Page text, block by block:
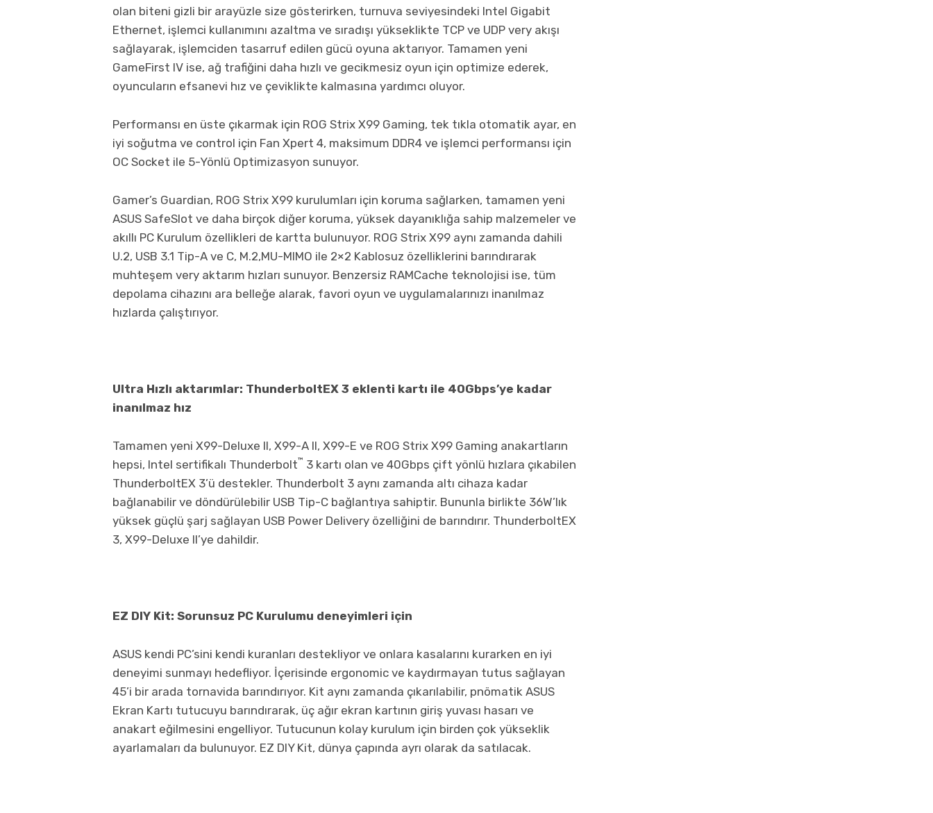
olan biteni gizli bir arayüzle size gösterirken, turnuva seviyesindeki Intel Gigabit
Ethernet, işlemci kullanımını azaltma ve sıradışı yükseklikte TCP ve UDP very akışı
sağlayarak, işlemciden tasarruf edilen gücü oyuna aktarıyor. Tamamen yeni
GameFirst IV ise, ağ trafiğini daha hızlı ve gecikmesiz oyun için optimize ederek,
oyuncuların efsanevi hız ve çeviklikte kalmasına yardımcı oluyor.
Performansı en üste çıkarmak için ROG Strix X99 Gaming, tek tıkla otomatik ayar, en
iyi soğutma ve control için Fan Xpert 4, maksimum DDR4 ve işlemci performansı için
OC Socket ile 5-Yönlü Optimizasyon sunuyor.
Gamer’s Guardian, ROG Strix X99 kurulumları için koruma sağlarken, tamamen yeni
ASUS SafeSlot ve daha birçok diğer koruma, yüksek dayanıklığa sahip malzemeler ve
akıllı PC Kurulum özellikleri de kartta bulunuyor. ROG Strix X99 aynı zamanda dahili
U.2, USB 3.1 Tip-A ve C, M.2,MU-MIMO ile 2×2 Kablosuz özelliklerini barındırarak
muhteşem very aktarım hızları sunuyor. Benzersiz RAMCache teknolojisi ise, tüm
depolama cihazını ara belleğe alarak, favori oyun ve uygulamalarınızı inanılmaz
hızlarda çalıştırıyor.
Ultra Hızlı aktarımlar: ThunderboltEX 3 eklenti kartı ile 40Gbps’ye kadar
inanılmaz hız
Tamamen yeni X99-Deluxe II, X99-A II, X99-E ve ROG Strix X99 Gaming anakartların
hepsi, Intel sertifikalı Thunderbolt™ 3 kartı olan ve 40Gbps çift yönlü hızlara çıkabilen
ThunderboltEX 3’ü destekler. Thunderbolt 3 aynı zamanda altı cihaza kadar
bağlanabilir ve döndürülebilir USB Tip-C bağlantıya sahiptir. Bununla birlikte 36W’lık
yüksek güçlü şarj sağlayan USB Power Delivery özelliğini de barındırır. ThunderboltEX
3, X99-Deluxe II’ye dahildir.
EZ DIY Kit: Sorunsuz PC Kurulumu deneyimleri için
ASUS kendi PC’sini kendi kuranları destekliyor ve onlara kasalarını kurarken en iyi
deneyimi sunmayı hedefliyor. İçerisinde ergonomic ve kaydırmayan tutus sağlayan
45’i bir arada tornavida barındırıyor. Kit aynı zamanda çıkarılabilir, pnömatik ASUS
Ekran Kartı tutucuyu barındırarak, üç ağır ekran kartının giriş yuvası hasarı ve
anakart eğilmesini engelliyor. Tutucunun kolay kurulum için birden çok yükseklik
ayarlamaları da bulunuyor. EZ DIY Kit, dünya çapında ayrı olarak da satılacak.